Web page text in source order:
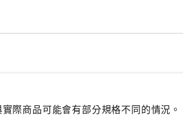
際商品可能會有部分規格不同的情況。